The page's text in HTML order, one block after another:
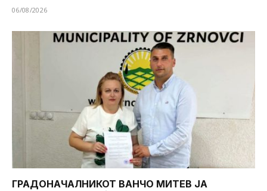
06/08/2026
ГРАДОНАЧАЛНИКОТ ВАНЧО МИТЕВ ЈА